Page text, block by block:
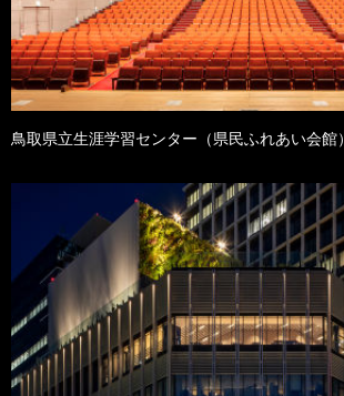
鳥取県立生涯学習センター（県民ふれあい会館）